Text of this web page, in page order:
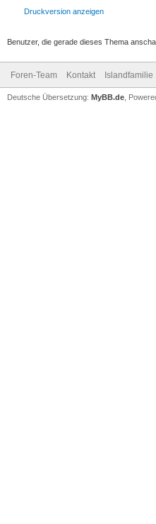
Druckversion anzeigen
Benutzer, die gerade dieses Thema
Foren-Team Kontakt Islandfamilie
Deutsche Übersetzung: MyBB.de ,